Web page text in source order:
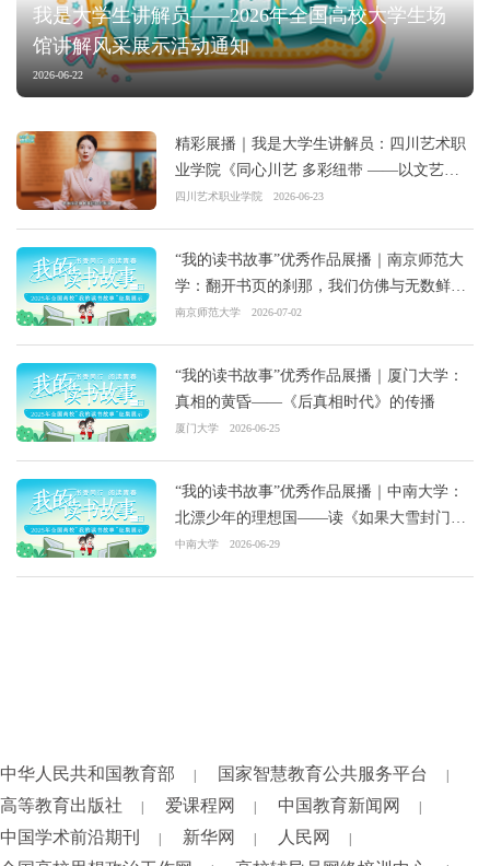
我是大学生讲解员——2026年全国高校大学生场
馆讲解风采展示活动通知
2026-06-22
精彩展播｜我是大学生讲解员：四川艺术职
业学院《同心川艺 多彩纽带 ——以文艺之
笔 绘就民族团结新画卷》
四川艺术职业学院 2026-06-23
“我的读书故事”优秀作品展播｜南京师范大
学：翻开书页的刹那，我们仿佛与无数鲜活
的生命共生
南京师范大学 2026-07-02
“我的读书故事”优秀作品展播｜厦门大学：
真相的黄昏——《后真相时代》的传播
厦门大学 2026-06-25
“我的读书故事”优秀作品展播｜中南大学：
北漂少年的理想国——读《如果大雪封门》
有感
中南大学 2026-06-29
中华人民共和国教育部 | 国家智慧教育公共服务平台 |
高等教育出版社 | 爱课程网 | 中国教育新闻网 |
中国学术前沿期刊 | 新华网 | 人民网 |